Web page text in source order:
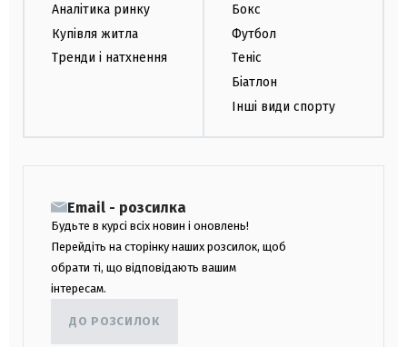
Аналітика ринку
Купівля житла
Тренди і натхнення
Бокс
Футбол
Теніс
Біатлон
Інші види спорту
Email - розсилка
Будьте в курсі всіх новин і оновлень!
Перейдіть на сторінку наших розсилок, щоб
обрати ті, що відповідають вашим
інтересам.
ДО РОЗСИЛОК